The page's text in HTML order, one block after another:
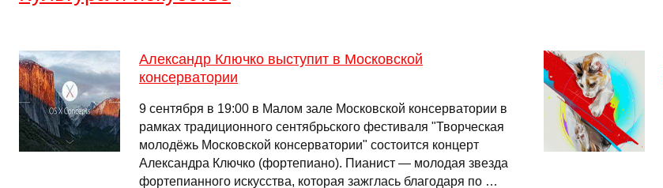
Александр Ключко выступит в Московской
консерватории
9 сентября в 19:00 в Малом зале Московской консерватории в
рамках традиционного сентябрьского фестиваля "Творческая
молодёжь Московской консерватории" состоится концерт
Александра Ключко (фортепиано). Пианист — молодая звезда
фортепианного искусства, которая зажглась благодаря по …